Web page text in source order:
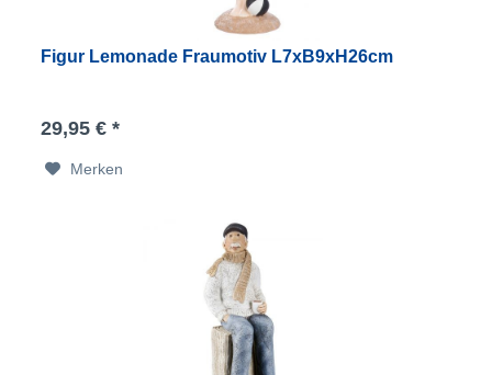
Figur Lemonade Fraumotiv L7xB9xH26cm
29,95 € *
Merken